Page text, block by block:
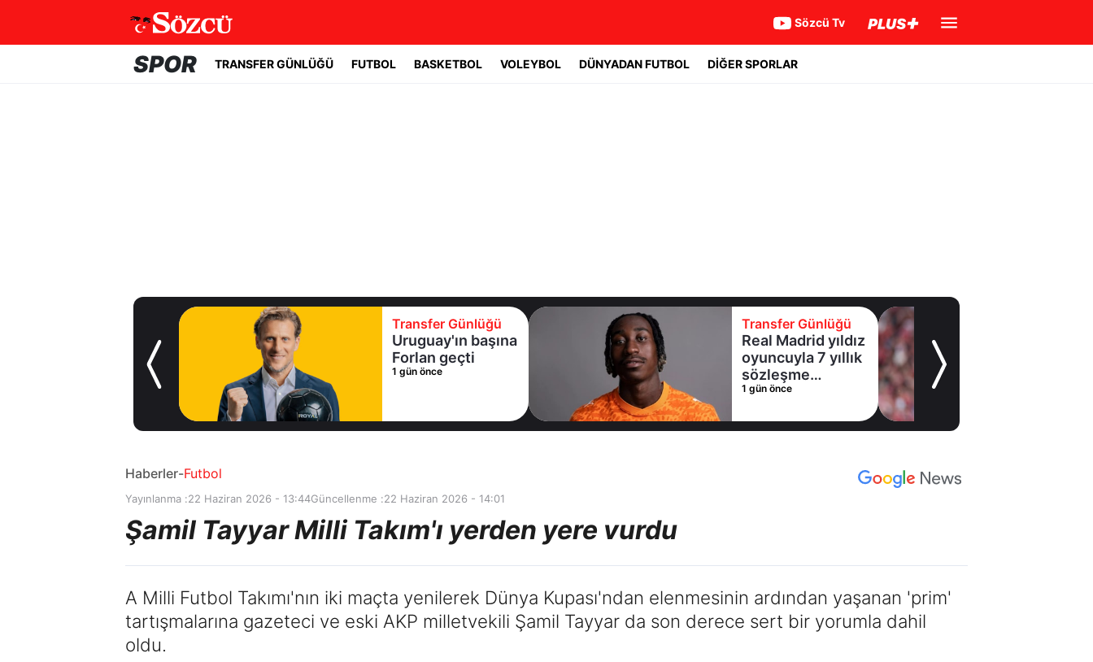
Sözcü Tv
SPOR TRANSFER GÜNLÜĞÜ FUTBOL BASKETBOL VOLEYBOL DÜNYADAN FUTBOL DİĞER SPORLAR
Transfer Günlüğü
Uruguay'ın başına
Forlan geçti
1 gün önce
Transfer Günlüğü
Real Madrid yıldız
oyuncuyla 7 yıllık
Transfer Günlüğü
Galatasaray
Leao'nun
alternatifini
Arsenal'de buldu
Haberler-Futbol
Yayınlanma :22 Haziran 2026 - 13:44Güncellenme :22 Haziran 2026 - 14:01
Şamil Tayyar Milli Takım'ı yerden yere vurdu
A Milli Futbol Takımı'nın iki maçta yenilerek Dünya Kupası'ndan elenmesinin ardından yaşanan 'prim'
tartışmalarına gazeteci ve eski AKP milletvekili Şamil Tayyar da son derece sert bir yorumla dahil
oldu.